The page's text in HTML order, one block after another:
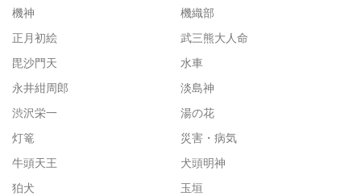
機神
機織部
正月初絵
武三熊大人命
毘沙門天
水車
永井紺周郎
淡島神
渋沢栄一
湯の花
灯篭
災害・病気
牛頭天王
犬頭明神
狛犬
玉垣